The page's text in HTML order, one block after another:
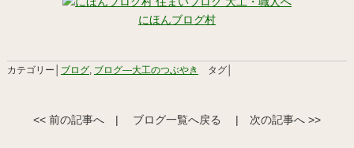
にほんブログ村
カテゴリー│ ブログ, ブログ―大工のつぶやき タグ│
<< 前の記事へ | ブログ一覧へ戻る | 次の記事へ >>